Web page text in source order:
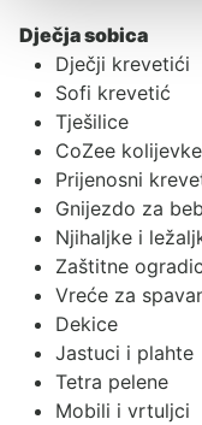
Dječja sobica
Dječji krevetići
Sofi krevetić
Tješilice
CoZee kolijevke
Prijenosni
Gnijezdo za
Njihaljke i
Zaštitne
Vreće za
Dekice
Jastuci i plahte
Tetra pelene
Mobili i vrtuljci